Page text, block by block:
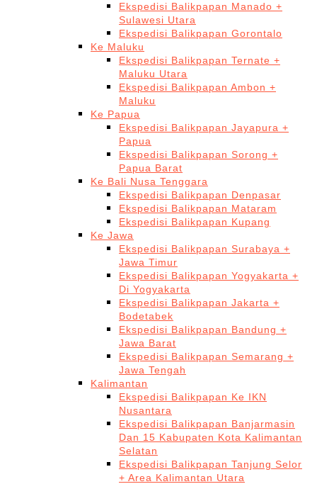
Ekspedisi Balikpapan Manado +
Sulawesi Utara
Ekspedisi Balikpapan Gorontalo
Ke Maluku
Ekspedisi Balikpapan Ternate +
Maluku Utara
Ekspedisi Balikpapan Ambon +
Maluku
Ke Papua
Ekspedisi Balikpapan Jayapura +
Papua
Ekspedisi Balikpapan Sorong +
Papua Barat
Ke Bali Nusa Tenggara
Ekspedisi Balikpapan Denpasar
Ekspedisi Balikpapan Mataram
Ekspedisi Balikpapan Kupang
Ke Jawa
Ekspedisi Balikpapan Surabaya +
Jawa Timur
Ekspedisi Balikpapan Yogyakarta +
Di Yogyakarta
Ekspedisi Balikpapan Jakarta +
Bodetabek
Ekspedisi Balikpapan Bandung +
Jawa Barat
Ekspedisi Balikpapan Semarang +
Jawa Tengah
Kalimantan
Ekspedisi Balikpapan Ke IKN
Nusantara
Ekspedisi Balikpapan Banjarmasin
Dan 15 Kabupaten Kota Kalimantan
Selatan
Ekspedisi Balikpapan Tanjung Selor
+ Area Kalimantan Utara